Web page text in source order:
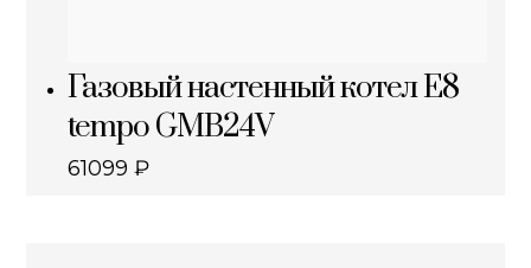
Газовый настенный котел E8
tempo GMB24V
61099₽